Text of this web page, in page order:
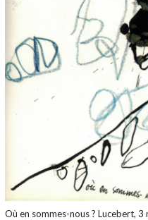
Où en sommes-nous ? Lucebert,